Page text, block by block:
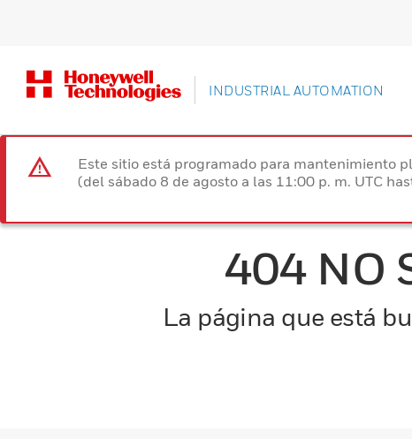
INDUSTRIAL AUTOMATION
Este sitio está programado para mantenimiento
(del sábado 8 de agosto a las 11:00 p. m. UTC
404 NO
La página que está